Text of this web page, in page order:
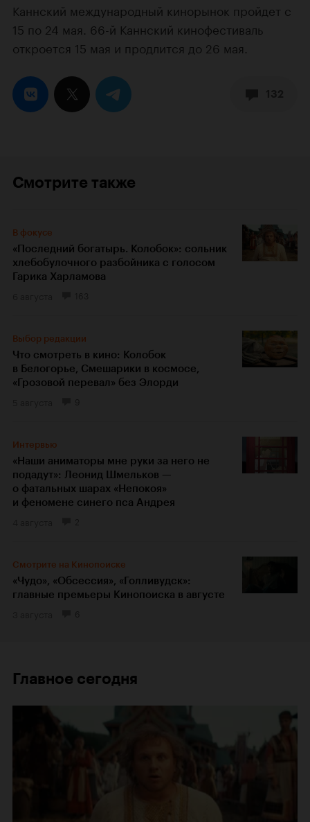
Каннский международный кинорынок пройдет с
15 по 24 мая. 66-й Каннский кинофестиваль
откроется 15 мая и продлится до 26 мая.
Смотрите также
В фокусе
«Последний богатырь. Колобок»: сольник
хлебобулочного разбойника с голосом
Гарика Харламова
Выбор редакции
Что смотреть в кино: Колобок
в Белогорье, Смешарики в космосе,
«Грозовой перевал» без Элорди
Интервью
«Наши аниматоры мне руки за него не
подадут»: Леонид Шмельков —
о фатальных шарах «Непокоя»
и феномене синего пса Андрея
Смотрите на Кинопоиске
«Чудо», «Обсессия», «Голливудск»:
главные премьеры Кинопоиска в августе
Главное сегодня